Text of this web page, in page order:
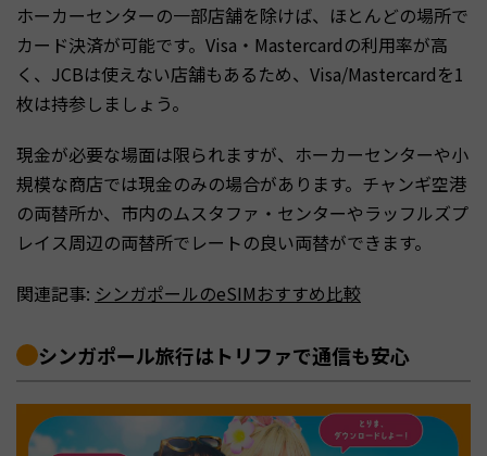
ホーカーセンターの一部店舗を除けば、ほとんどの場所で
カード決済が可能です。Visa・Mastercardの利用率が高
く、JCBは使えない店舗もあるため、Visa/Mastercardを1
枚は持参しましょう。
現金が必要な場面は限られますが、ホーカーセンターや小
規模な商店では現金のみの場合があります。チャンギ空港
の両替所か、市内のムスタファ・センターやラッフルズプ
レイス周辺の両替所でレートの良い両替ができます。
関連記事: シンガポールのeSIMおすすめ比較
シンガポール旅行はトリファで通信も安心